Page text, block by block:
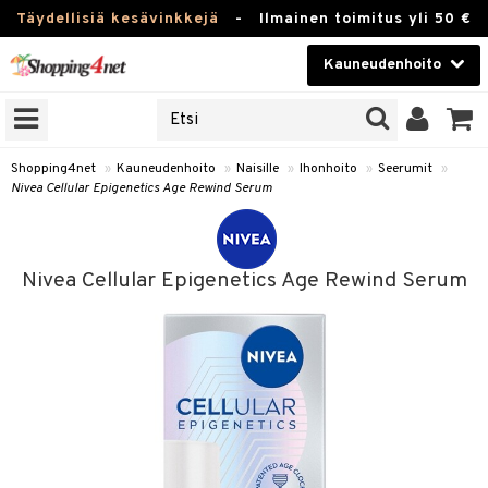
Täydellisiä kesävinkkejä - Ilmainen toimitus yli 50 €
Kauneudenhoito
Kauneudenhoito
Piilolinssit
Fitness
Shopping4net » Kauneudenhoito » Naisille » Ihonhoito » Seerumit »
Nivea Cellular Epigenetics Age Rewind Serum
Nivea Cellular Epigenetics Age Rewind Serum